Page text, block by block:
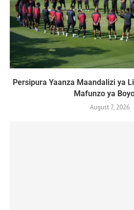
Persipura Yaanza Maandalizi ya
Mafunzo ya
August 7, 2026